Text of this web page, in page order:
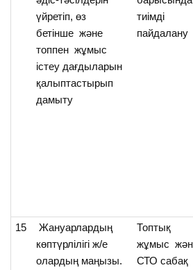
үйретіп, өз
бетінше және
топпен жұмыс
істеу дағдыларын
қалыптастырып
дамыту
тиімді
пайдалану
15
Жануарлардың
көптүрлілігі ж/е
олардың маңызы.
Топтық
жұмыс
СТО сабақ